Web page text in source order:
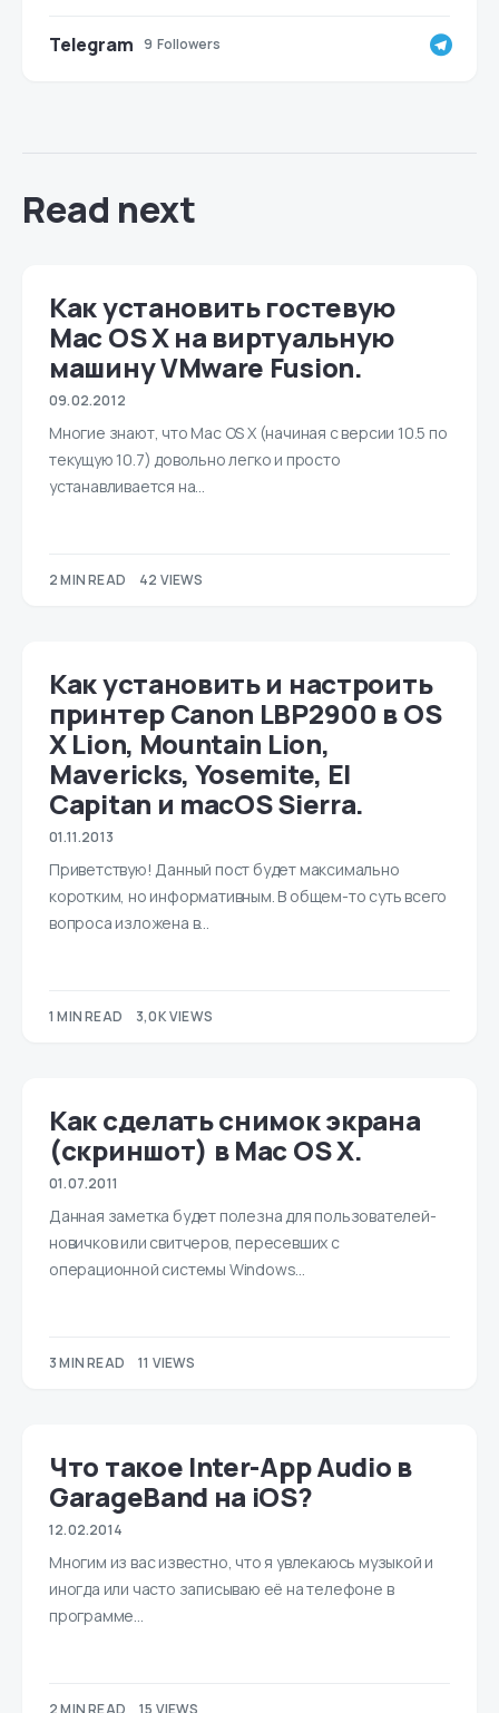
Telegram 9 Followers
Read next
Как установить гостевую
Mac OS X на виртуальную
машину VMware Fusion.
09.02.2012
Многие знают, что Mac OS X (начиная с версии 10.5 по
текущую 10.7) довольно легко и просто
устанавливается на…
2 MIN READ 42 VIEWS
Как установить и настроить
принтер Canon LBP2900 в OS
X Lion, Mountain Lion,
Mavericks, Yosemite, El
Capitan и macOS Sierra.
01.11.2013
Приветствую! Данный пост будет максимально
коротким, но информативным. В общем-то суть всего
вопроса изложена в…
1 MIN READ 3,0K VIEWS
Как сделать снимок экрана
(скриншот) в Mac OS X.
01.07.2011
Данная заметка будет полезна для пользователей-
новичков или свитчеров, пересевших с
операционной системы Windows…
3 MIN READ 11 VIEWS
Что такое Inter-App Audio в
GarageBand на iOS?
12.02.2014
Многим из вас известно, что я увлекаюсь музыкой и
иногда или часто записываю её на телефоне в
программе…
2 MIN READ 15 VIEWS